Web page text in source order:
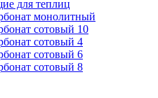
для теплиц
монолитный
сотовый 10
сотовый 4
сотовый 6
сотовый 8